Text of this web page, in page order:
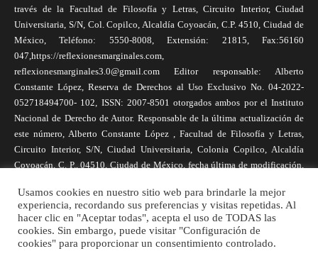
través de la Facultad de Filosofía y Letras, Circuito Interior, Ciudad
Universitaria, S/N, Col. Copilco, Alcaldía Coyoacán, C.P. 4510, Ciudad de
México, Teléfono: 5550-8008, Extensión: 21815, Fax:56160
047,https://reflexionesmarginales.com,
reflexionesmarginales3.0@gmail.com Editor responsable: Alberto
Constante López, Reserva de Derechos al Uso Exclusivo No. 04-2022-
052718494700- 102, ISSN: 2007-8501 otorgados ambos por el Instituto
Nacional de Derecho de Autor. Responsable de la última actualización de
este número, Alberto Constante López , Facultad de Filosofía y Letras,
Circuito Interior, S/N, Ciudad Universitaria, Colonia Copilco, Alcaldía
Coyoacán, C. P., 04510, Ciudad de México, fecha última de modificación,
necesariamente reflejan la postura de la revista, ni de Universidad Nacional
Autónoma de México. Los autores son responsables de los contenidos de
sus artículos. Se autoriza la reproducción total o parcial de los textos aquí
publicados siempre y cuando se cite la fuente completa y la dirección
Usamos cookies en nuestro sitio web para brindarle la mejor
experiencia, recordando sus preferencias y visitas repetidas. Al
hacer clic en "Aceptar todas", acepta el uso de TODAS las
cookies. Sin embargo, puede visitar "Configuración de
cookies" para proporcionar un consentimiento controlado.